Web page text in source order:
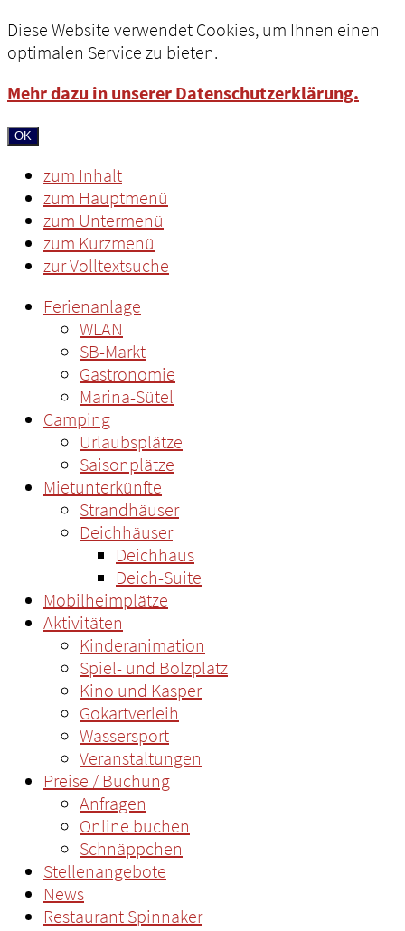
Diese Website verwendet Cookies, um Ihnen einen
optimalen Service zu bieten.
Mehr dazu in unserer Datenschutzerklärung.
OK
zum Inhalt
zum Hauptmenü
zum Untermenü
zum Kurzmenü
zur Volltextsuche
Ferienanlage
WLAN
SB-Markt
Gastronomie
Marina-Sütel
Camping
Urlaubsplätze
Saisonplätze
Mietunterkünfte
Strandhäuser
Deichhäuser
Deichhaus
Deich-Suite
Mobilheimplätze
Aktivitäten
Kinderanimation
Spiel- und Bolzplatz
Kino und Kasper
Gokartverleih
Wassersport
Veranstaltungen
Preise / Buchung
Anfragen
Online buchen
Schnäppchen
Stellenangebote
News
Restaurant Spinnaker